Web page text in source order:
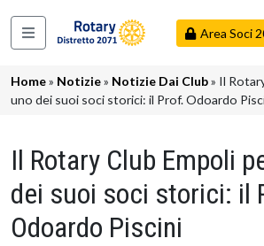
Area Soci
Navigazione principale
Briciole di pane
Home Notizie Notizie Dai Club
Il
uno dei suoi soci storici: il Prof. Odoardo
Il Rotary Club Empoli
dei suoi soci storici: il
Odoardo Piscini